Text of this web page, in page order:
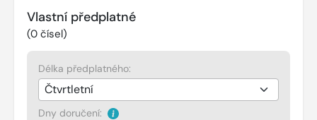
Vlastní předplatné
(0 čísel)
Délka předplatného:
Dny doručení: